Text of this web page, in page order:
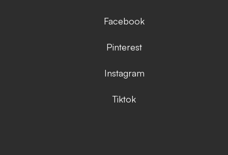
Facebook
Pinterest
Instagram
Tiktok